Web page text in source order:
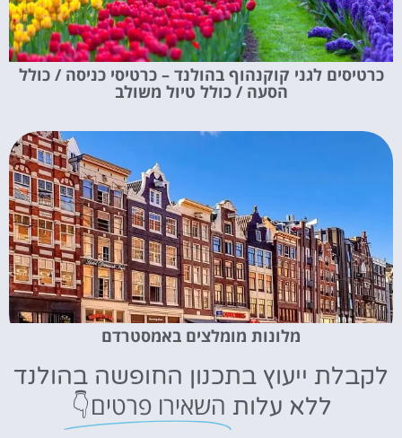
כרטיסים לגני קוקנהוף בהולנד – כרטיסי כניסה / כולל
הסעה / כולל טיול משולב
מלונות מומלצים באמסטרדם
לקבלת ייעוץ בתכנון החופשה בהולנד
ללא עלות השאירו פרטים👇